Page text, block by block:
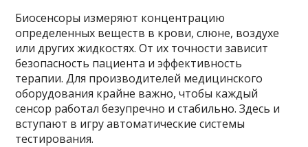
Биосенсоры измеряют концентрацию
определенных веществ в крови, слюне, воздухе
или других жидкостях. От их точности зависит
безопасность пациента и эффективность
терапии. Для производителей медицинского
оборудования крайне важно, чтобы каждый
сенсор работал безупречно и стабильно. Здесь и
вступают в игру автоматические системы
тестирования.